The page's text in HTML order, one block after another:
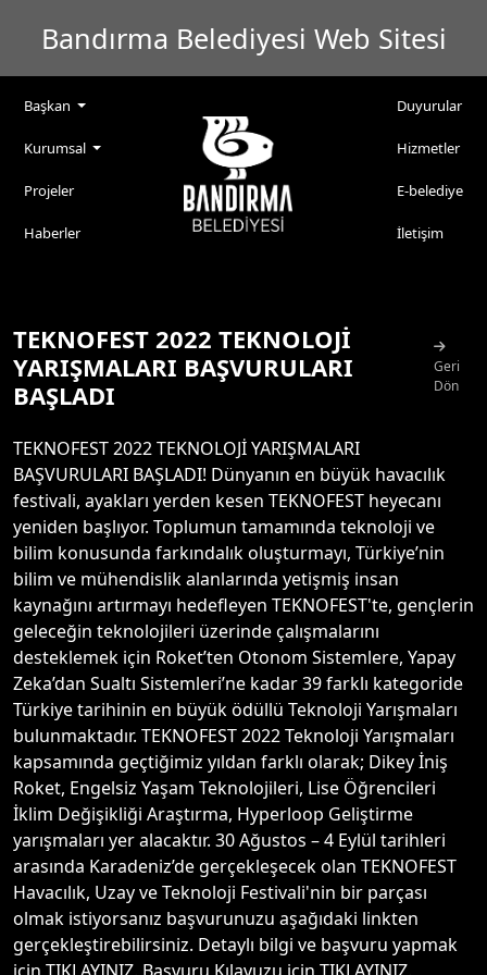
Bandırma Belediyesi Web Sitesi
Başkan
Kurumsal
Projeler
Haberler
Duyurular
Hizmetler
E-belediye
İletişim
TEKNOFEST 2022 TEKNOLOJİ
YARIŞMALARI BAŞVURULARI
BAŞLADI
Geri
Dön
TEKNOFEST 2022 TEKNOLOJİ YARIŞMALARI
BAŞVURULARI BAŞLADI! Dünyanın en büyük havacılık
festivali, ayakları yerden kesen TEKNOFEST heyecanı
yeniden başlıyor. Toplumun tamamında teknoloji ve
bilim konusunda farkındalık oluşturmayı, Türkiye’nin
bilim ve mühendislik alanlarında yetişmiş insan
kaynağını artırmayı hedefleyen TEKNOFEST'te, gençlerin
geleceğin teknolojileri üzerinde çalışmalarını
desteklemek için Roket’ten Otonom Sistemlere, Yapay
Zeka’dan Sualtı Sistemleri’ne kadar 39 farklı kategoride
Türkiye tarihinin en büyük ödüllü Teknoloji Yarışmaları
bulunmaktadır. TEKNOFEST 2022 Teknoloji Yarışmaları
kapsamında geçtiğimiz yıldan farklı olarak; Dikey İniş
Roket, Engelsiz Yaşam Teknolojileri, Lise Öğrencileri
İklim Değişikliği Araştırma, Hyperloop Geliştirme
yarışmaları yer alacaktır. 30 Ağustos – 4 Eylül tarihleri
arasında Karadeniz’de gerçekleşecek olan TEKNOFEST
Havacılık, Uzay ve Teknoloji Festivali'nin bir parçası
olmak istiyorsanız başvurunuzu aşağıdaki linkten
gerçekleştirebilirsiniz. Detaylı bilgi ve başvuru yapmak